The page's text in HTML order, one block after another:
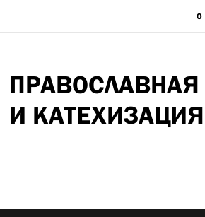
О
И КАТЕХИЗАЦИЯ